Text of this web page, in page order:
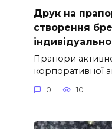
Друк на
створення
Прапори
корпоративної
0 10